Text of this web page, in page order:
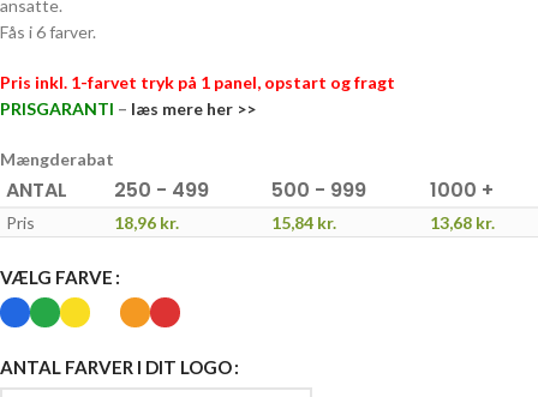
ansatte.
Fås i 6 farver.
Pris inkl. 1-farvet tryk på 1 panel, opstart og fragt
PRISGARANTI – læs mere her >>
Mængderabat
ANTAL 250 - 499 500 - 999 1000 +
Pris 18,96 kr. 15,84 kr. 13,68 kr.
VÆLG FARVE
ANTAL FARVER I DIT LOGO